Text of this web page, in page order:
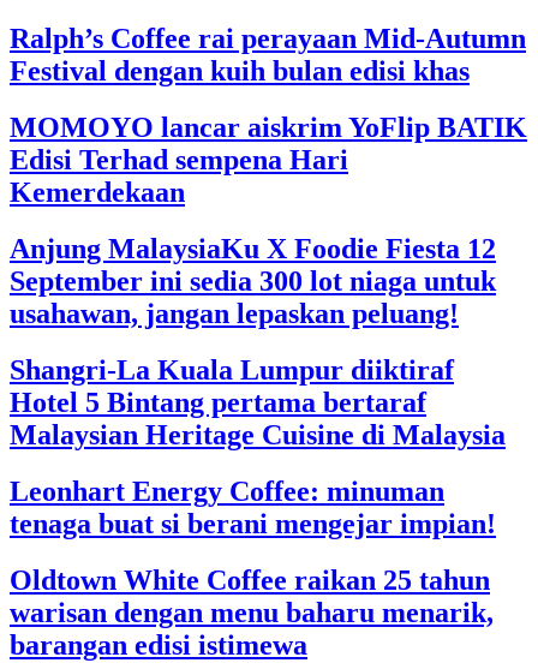
Ralph’s Coffee rai perayaan Mid-Autumn
Festival dengan kuih bulan edisi khas
MOMOYO lancar aiskrim YoFlip BATIK
Edisi Terhad sempena Hari
Kemerdekaan
Anjung MalaysiaKu X Foodie Fiesta 12
September ini sedia 300 lot niaga untuk
usahawan, jangan lepaskan peluang!
Shangri-La Kuala Lumpur diiktiraf
Hotel 5 Bintang pertama bertaraf
Malaysian Heritage Cuisine di Malaysia
Leonhart Energy Coffee: minuman
tenaga buat si berani mengejar impian!
Oldtown White Coffee raikan 25 tahun
warisan dengan menu baharu menarik,
barangan edisi istimewa